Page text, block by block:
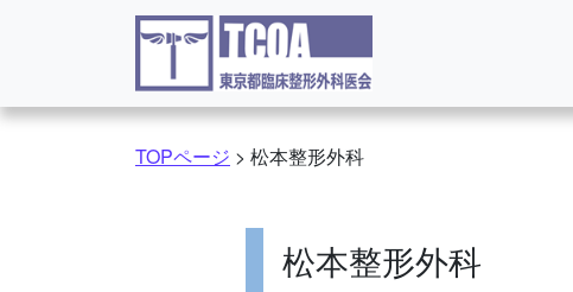
コンテンツへスキップ
TOPページ > 松本整形外科
松本整形外科